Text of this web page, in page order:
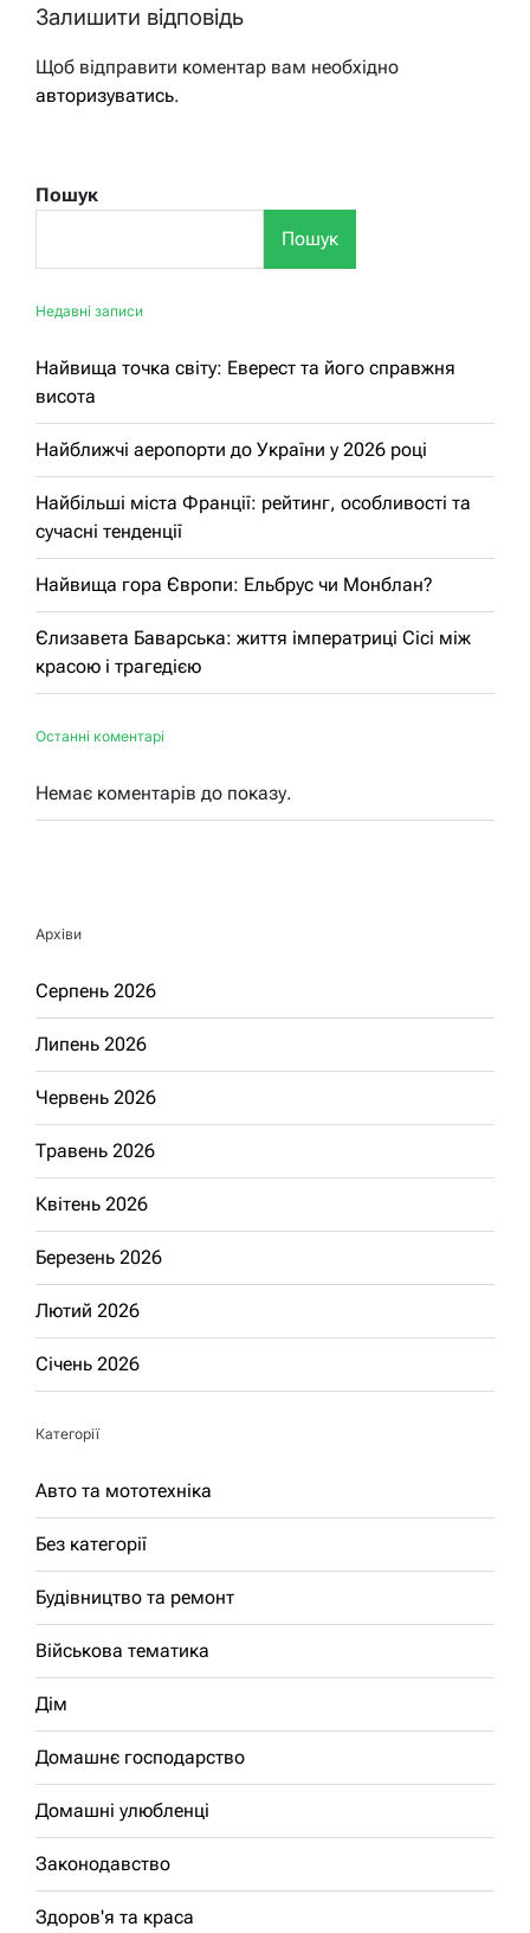
Залишити відповідь
Щоб відправити коментар вам необхідно
авторизуватись.
Пошук
Пошук
Недавні записи
Найвища точка світу: Еверест та його справжня
висота
Найближчі аеропорти до України у 2026 році
Найбільші міста Франції: рейтинг, особливості та
сучасні тенденції
Найвища гора Європи: Ельбрус чи Монблан?
Єлизавета Баварська: життя імператриці Сісі між
красою і трагедією
Останні коментарі
Немає коментарів до показу.
Архіви
Серпень 2026
Липень 2026
Червень 2026
Травень 2026
Квітень 2026
Березень 2026
Лютий 2026
Січень 2026
Категорії
Авто та мототехніка
Без категорії
Будівництво та ремонт
Військова тематика
Дім
Домашнє господарство
Домашні улюбленці
Законодавство
Здоров'я та краса